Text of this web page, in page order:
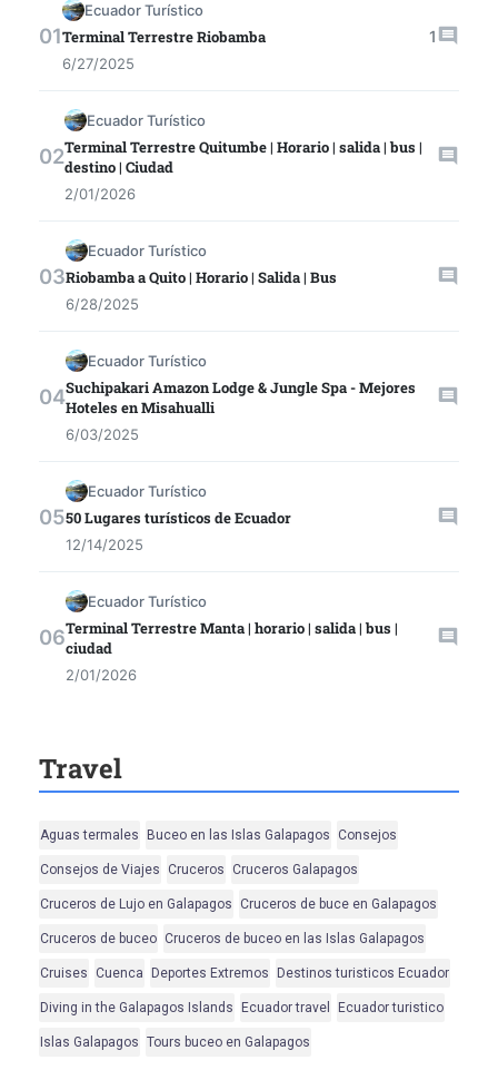
Ecuador Turístico
Terminal Terrestre Riobamba
6/27/2025
1
Ecuador Turístico
Terminal Terrestre Quitumbe | Horario | salida | bus |
destino | Ciudad
2/01/2026
Ecuador Turístico
Riobamba a Quito | Horario | Salida | Bus
6/28/2025
Ecuador Turístico
Suchipakari Amazon Lodge & Jungle Spa - Mejores
Hoteles en Misahualli
6/03/2025
Ecuador Turístico
50 Lugares turísticos de Ecuador
12/14/2025
Ecuador Turístico
Terminal Terrestre Manta | horario | salida | bus |
ciudad
2/01/2026
Travel
Aguas termales Buceo en las Islas Galapagos Consejos
Consejos de Viajes Cruceros Cruceros Galapagos
Cruceros de Lujo en Galapagos Cruceros de buce en Galapagos
Cruceros de buceo Cruceros de buceo en las Islas Galapagos
Cruises Cuenca Deportes Extremos Destinos turisticos Ecuador
Diving in the Galapagos Islands Ecuador travel Ecuador turistico
Islas Galapagos Tours buceo en Galapagos